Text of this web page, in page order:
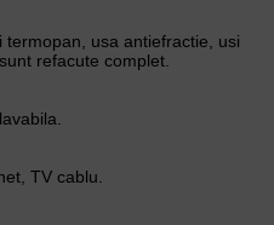
usa antiefractie, usi
refacute complet.
TV cablu.